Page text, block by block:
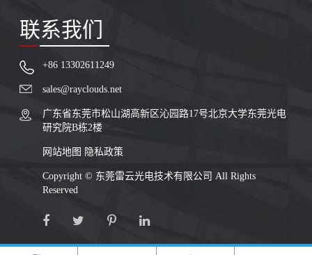
联系我们
+86 13302611249
sales@rayclouds.net
广东省东莞市松山湖高新区沁园路17号北京大学东莞光电
研究院B栋2楼
网站地图 隐私政策
Copyright © 东莞雷云光电技术有限公司 All Rights
Reserved